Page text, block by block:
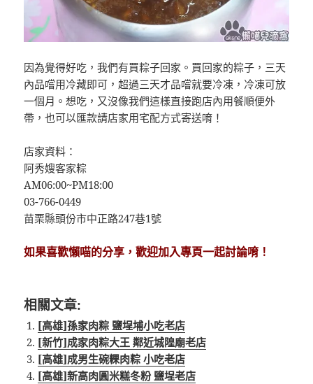
因為覺得好吃，我們有買粽子回家。買回家的粽子，三天
內品嚐用冷藏即可，超過三天才品嚐就要冷凍，冷凍可放
一個月。想吃，又沒像我們這樣直接跑店內用餐順便外
帶，也可以匯款請店家用宅配方式寄送唷！
店家資料：
阿秀嫂客家粽
AM06:00~PM18:00
03-766-0449
苗栗縣頭份市中正路247巷1號
如果喜歡懶喵的分享，歡迎加入專頁一起討論唷！
相關文章:
[高雄]孫家肉粽 鹽埕埔小吃老店
[新竹]成家肉粽大王 鄰近城隍廟老店
[高雄]成男生碗粿肉粽 小吃老店
[高雄]新高肉圓米糕冬粉 鹽埕老店